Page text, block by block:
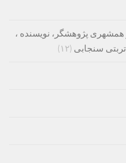
همشهری پژوهشگر، نویسنده ،
سنجابی (۱۲)